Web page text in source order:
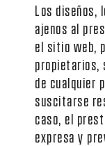
Los
ajenos al
el sitio web,
propietarios,
de cualquier
suscitarse
caso, el
expresa y